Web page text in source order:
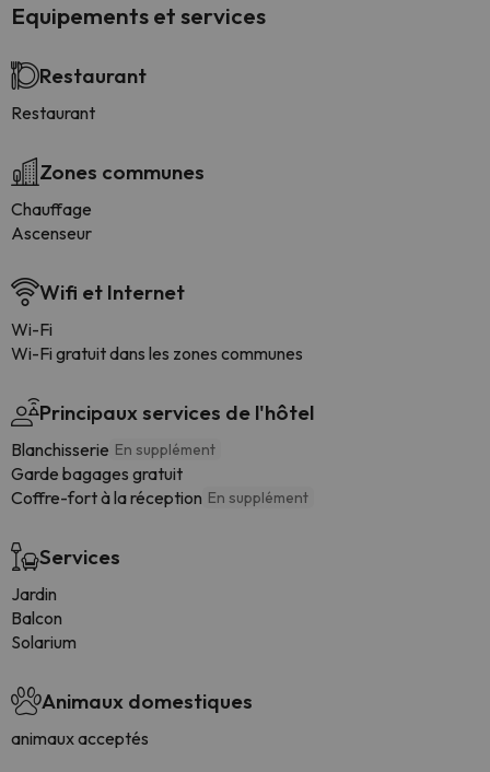
Equipements et services
Restaurant
Restaurant
Zones communes
Chauffage
Ascenseur
Wifi et Internet
Wi-Fi
Wi-Fi gratuit dans les zones communes
Principaux services de l'hôtel
Blanchisserie En supplément
Garde bagages gratuit
Coffre-fort à la réception En supplément
Services
Jardin
Balcon
Solarium
Animaux domestiques
animaux acceptés